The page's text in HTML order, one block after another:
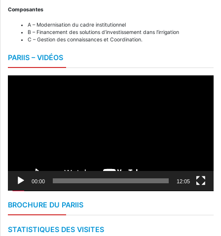
Composantes
A – Modernisation du cadre institutionnel
B – Financement des solutions d’investissement dans l’irrigation
C – Gestion des connaissances et Coordination.
PARIIS – VIDÉOS
00:00 12:05
BROCHURE DU PARIIS
STATISTIQUES DES VISITES